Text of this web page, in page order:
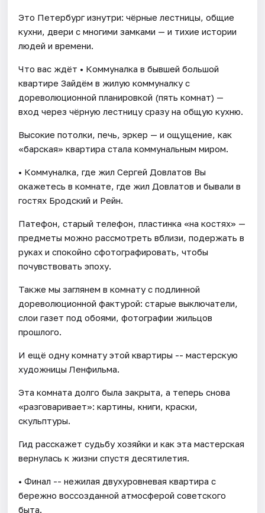
Это Петербург изнутри: чёрные лестницы, общие
кухни, двери с многими замками — и тихие истории
людей и времени.
Что вас ждёт • Коммуналка в бывшей большой
квартире Зайдём в жилую коммуналку с
дореволюционной планировкой (пять комнат) —
вход через чёрную лестницу сразу на общую кухню.
Высокие потолки, печь, эркер — и ощущение, как
«барская» квартира стала коммунальным миром.
• Коммуналка, где жил Сергей Довлатов Вы
окажетесь в комнате, где жил Довлатов и бывали в
гостях Бродский и Рейн.
Патефон, старый телефон, пластинка «на костях» —
предметы можно рассмотреть вблизи, подержать в
руках и спокойно сфотографировать, чтобы
почувствовать эпоху.
Также мы заглянем в комнату с подлинной
дореволюционной фактурой: старые выключатели,
слои газет под обоями, фотографии жильцов
прошлого.
И ещё одну комнату этой квартиры -- мастерскую
художницы Ленфильма.
Эта комната долго была закрыта, а теперь снова
«разговаривает»: картины, книги, краски,
скульптуры.
Гид расскажет судьбу хозяйки и как эта мастерская
вернулась к жизни спустя десятилетия.
• Финал -- нежилая двухуровневая квартира с
бережно воссозданной атмосферой советского
быта.